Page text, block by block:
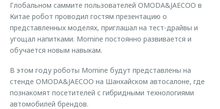
Глобальном саммите пользователей OMODA&JAECOO в
Китае робот проводил гостям презентацию о
представленных моделях, приглашал на тест-драйвы и
угощал напитками. Mornine постоянно развивается и
обучается новым навыкам.
В этом году роботы Mornine будут представлены на
стенде OMODA&JAECOO на Шанхайском автосалоне, где
познакомят посетителей с гибридными технологиями
автомобилей брендов.